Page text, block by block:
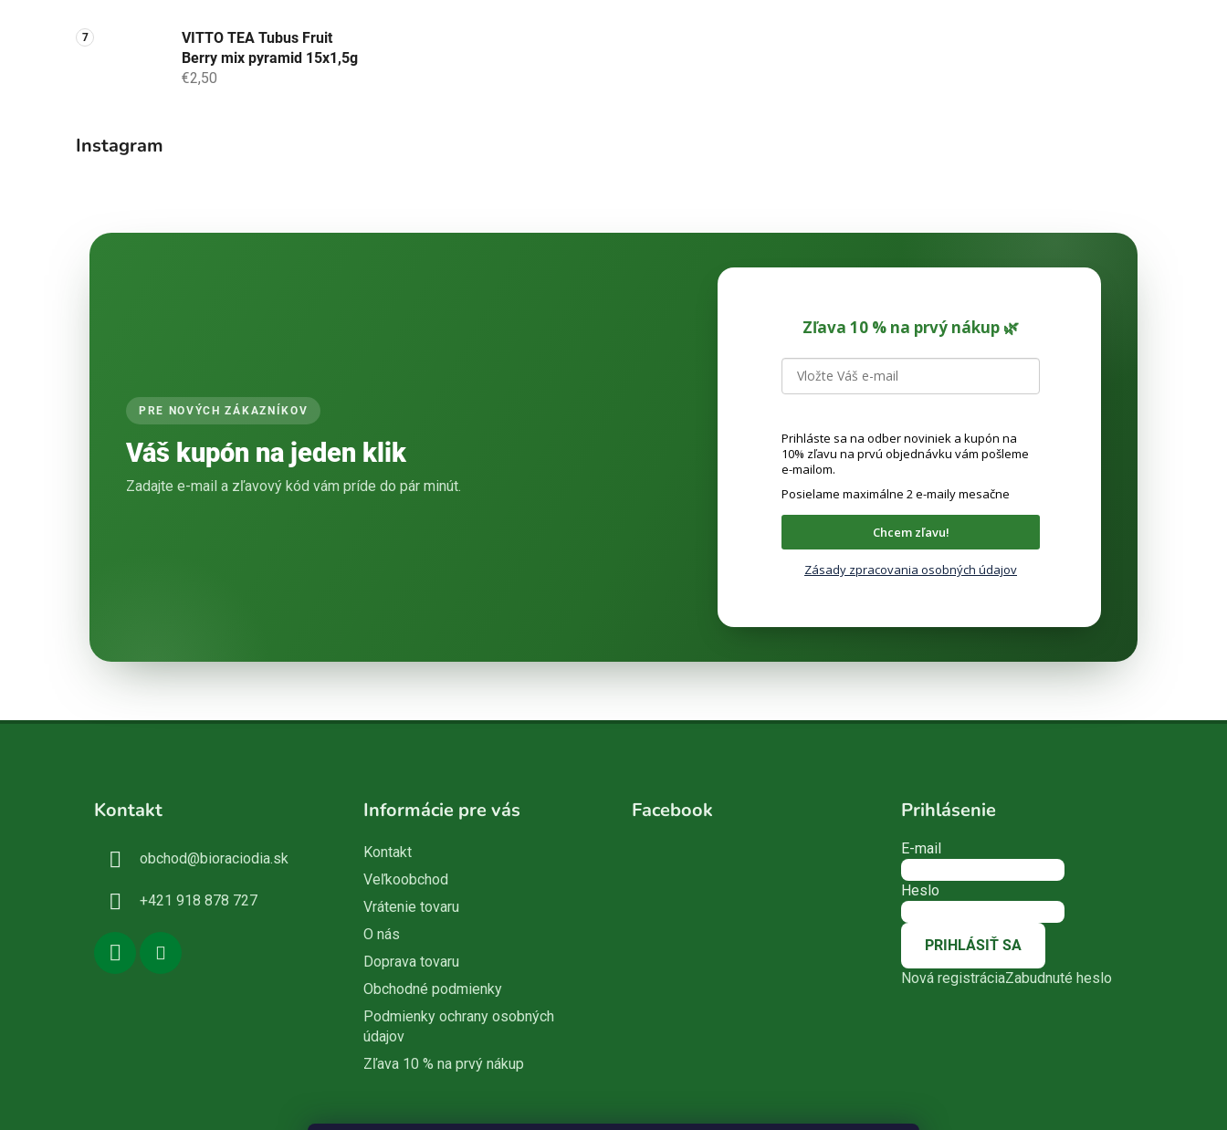
VITTO TEA Tubus Fruit
Berry mix pyramid 15x1,5g
€2,50
Instagram
PRE NOVÝCH ZÁKAZNÍKOV
Váš kupón na jeden klik
Zadajte e-mail a zľavový kód vám príde do pár minút.
Zľava 10 % na prvý nákup 🌿
Prihláste sa na odber noviniek a kupón na
10% zľavu na prvú objednávku vám pošleme
e-mailom.
Posielame maximálne 2 e-maily mesačne
Chcem zľavu!
Zásady zpracovania osobných údajov
Kontakt
obchod@bioraciodia.sk
+421 918 878 727
Informácie pre vás
Kontakt
Veľkoobchod
Vrátenie tovaru
O nás
Doprava tovaru
Obchodné podmienky
Podmienky ochrany osobných
údajov
Zľava 10 % na prvý nákup
Facebook Prihlásenie
E-mail
Heslo
PRIHLÁSIŤ SA
Nová registráciaZabudnuté heslo